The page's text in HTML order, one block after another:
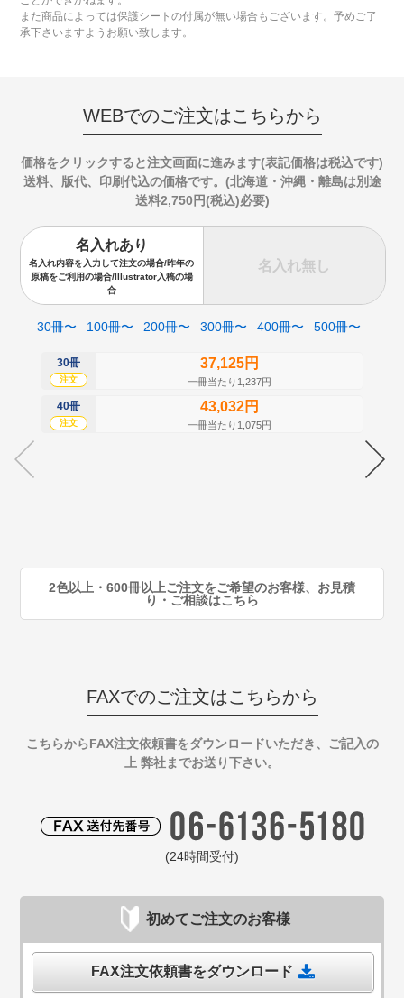
また商品によっては保護シートの付属が無い場合もございます。予めご了
承下さいますようお願い致します。
WEBでのご注文はこちらから
価格をクリックすると注文画面に進みます(表記価格は税込です)
送料、版代、印刷代込の価格です。(北海道・沖縄・離島は別途
送料2,750円(税込)必要)
名入れあり
名入れ内容を入力して注文の場合/昨年の
原稿をご利用の場合/Illustrator入稿の場
合
名入れ無し
30冊〜 100冊〜 200冊〜 300冊〜 400冊〜 500冊〜
30冊
注文
37,125円
一冊当たり1,237円
40冊
注文
43,032円
一冊当たり1,075円
2色以上・600冊以上ご注文をご希望のお客様、お見積
り・ご相談はこちら
FAXでのご注文はこちらから
こちらからFAX注文依頼書をダウンロードいただき、ご記入の
上 弊社までお送り下さい。
(24時間受付)
初めてご注文のお客様
FAX注文依頼書をダウンロード